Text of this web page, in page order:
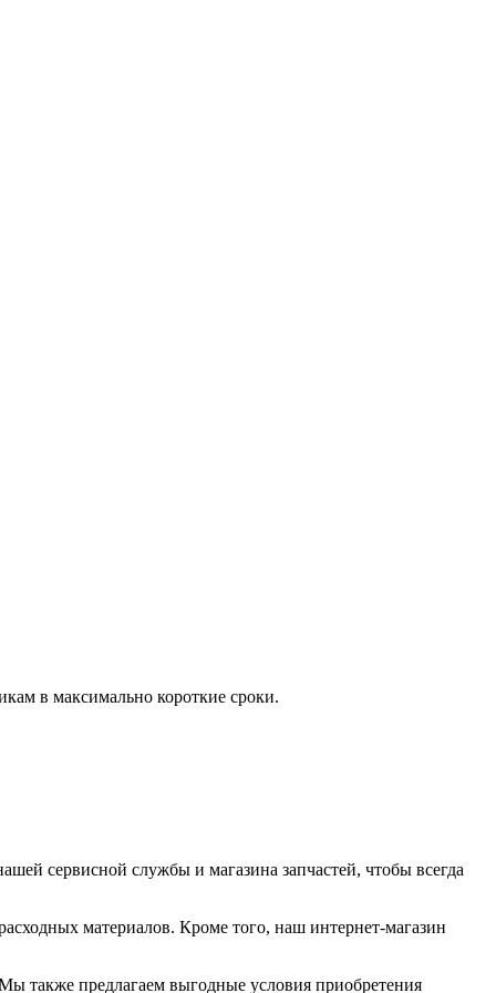
в максимально короткие сроки.
сервисной службы и магазина запчастей, чтобы всегда
материалов. Кроме того, наш интернет-магазин
также предлагаем выгодные условия приобретения